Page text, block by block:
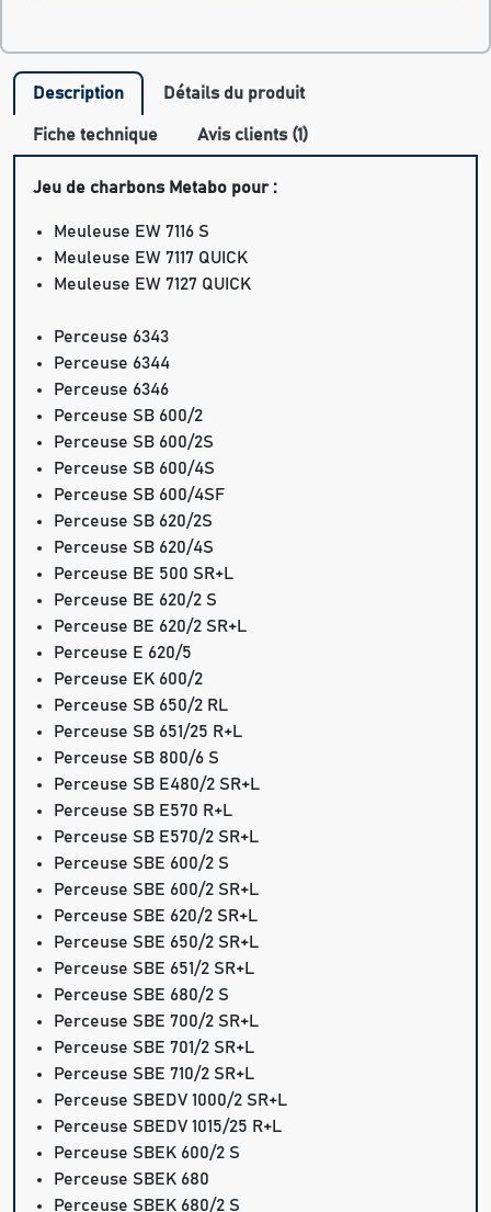
Description Détails du produit
Fiche technique Avis clients (1)
Jeu de charbons Metabo pour :
Meuleuse EW 7116 S
Meuleuse EW 7117 QUICK
Meuleuse EW 7127 QUICK
Perceuse 6343
Perceuse 6344
Perceuse 6346
Perceuse SB 600/2
Perceuse SB 600/2S
Perceuse SB 600/4S
Perceuse SB 600/4SF
Perceuse SB 620/2S
Perceuse SB 620/4S
Perceuse BE 500 SR+L
Perceuse BE 620/2 S
Perceuse BE 620/2 SR+L
Perceuse E 620/5
Perceuse EK 600/2
Perceuse SB 650/2 RL
Perceuse SB 651/25 R+L
Perceuse SB 800/6 S
Perceuse SB E480/2 SR+L
Perceuse SB E570 R+L
Perceuse SB E570/2 SR+L
Perceuse SBE 600/2 S
Perceuse SBE 600/2 SR+L
Perceuse SBE 620/2 SR+L
Perceuse SBE 650/2 SR+L
Perceuse SBE 651/2 SR+L
Perceuse SBE 680/2 S
Perceuse SBE 700/2 SR+L
Perceuse SBE 701/2 SR+L
Perceuse SBE 710/2 SR+L
Perceuse SBEDV 1000/2 SR+L
Perceuse SBEDV 1015/25 R+L
Perceuse SBEK 600/2 S
Perceuse SBEK 680
Perceuse SBEK 680/2 S